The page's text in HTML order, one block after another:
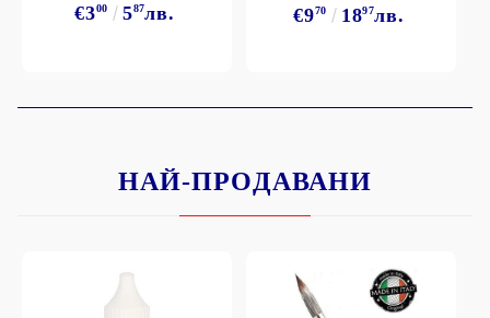
€300 587лв. €970 1897лв.
НАЙ-ПРОДАВАНИ